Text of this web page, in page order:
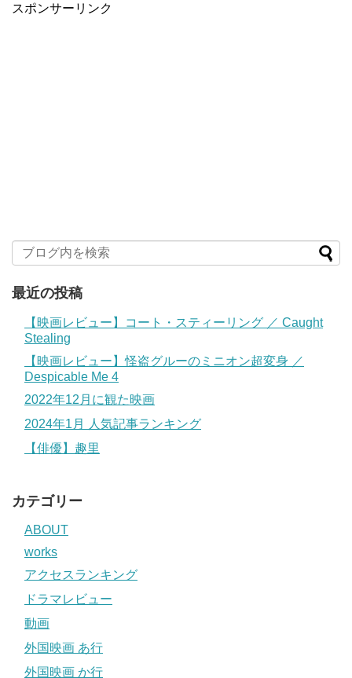
スポンサーリンク
最近の投稿
【映画レビュー】コート・スティーリング ／ Caught
Stealing
【映画レビュー】怪盗グルーのミニオン超変身 ／
Despicable Me 4
2022年12月に観た映画
2024年1月 人気記事ランキング
【俳優】趣里
カテゴリー
ABOUT
works
アクセスランキング
ドラマレビュー
動画
外国映画 あ行
外国映画 か行